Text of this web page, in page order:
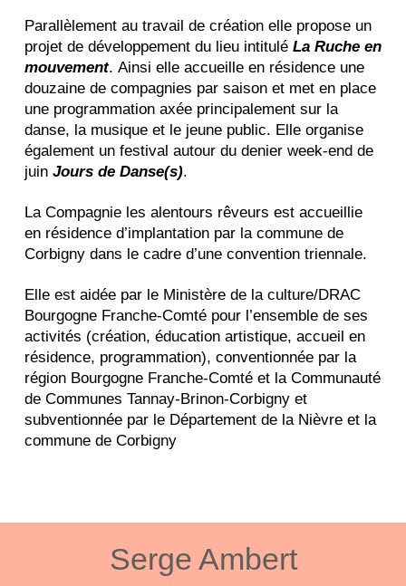
Parallèlement au travail de création elle propose un
projet de développement du lieu intitulé La Ruche en
mouvement. Ainsi elle accueille en résidence une
douzaine de compagnies par saison et met en place
une programmation axée principalement sur la
danse, la musique et le jeune public. Elle organise
également un festival autour du denier week-end de
juin Jours de Danse(s).
La Compagnie les alentours rêveurs est accueillie
en résidence d’implantation par la commune de
Corbigny dans le cadre d’une convention triennale.
Elle est aidée par le Ministère de la culture/DRAC
Bourgogne Franche-Comté pour l’ensemble de ses
activités (création, éducation artistique, accueil en
résidence, programmation), conventionnée par la
région Bourgogne Franche-Comté et la Communauté
de Communes Tannay-Brinon-Corbigny et
subventionnée par le Département de la Nièvre et la
commune de Corbigny
Serge Ambert